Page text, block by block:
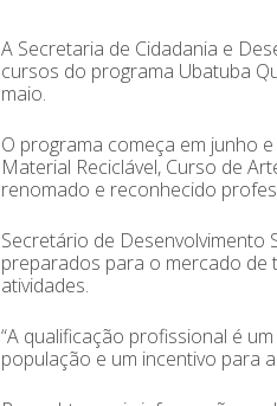
A Secretaria de Cidadania e
cursos do programa Ubatuba
maio.
O programa começa em junho
Material Reciclável, Curso de
renomado e reconhecido
Secretário de Desenvolvimento
preparados para o mercado de
atividades.
“A qualificação profissional é
população e um incentivo para